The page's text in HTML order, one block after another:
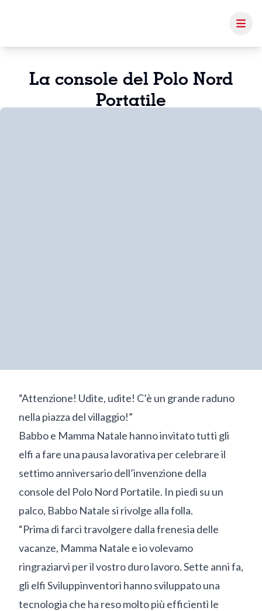
La console del Polo Nord
Portatile
“Attenzione! Udite, udite! C’è un grande raduno
nella piazza del villaggio!”
Babbo e Mamma Natale hanno invitato tutti gli
elfi a fare una pausa lavorativa per celebrare il
settimo anniversario dell’invenzione della
console del Polo Nord Portatile. In piedi su un
palco, Babbo Natale si rivolge alla folla.
“Prima di farci travolgere dalla frenesia delle
vacanze, Mamma Natale e io volevamo
ringraziarvi per il vostro duro lavoro. Sette anni fa,
gli elfi Sviluppinventori hanno sviluppato una
tecnologia che ha reso molto più efficienti le